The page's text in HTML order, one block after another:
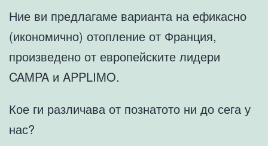
Ние ви предлагаме варианта на ефикасно
(икономично) отопление от Франция,
произведено от европейските лидери
CAMPA и APPLIMO.
Кое ги различава от познатото ни до сега у
нас?